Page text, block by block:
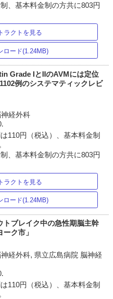
、基本料金制の方共に803円
ラクトを見る
ロード(1.24MB)
Grade IとIIのAVMには定位
例のシステマティックレビ
経外科
110円（税込）、基本料金制
、基本料金制の方共に803円
ラクトを見る
ロード(1.24MB)
トブレイク中の急性期脳主幹
ク市」
経外科, 県立広島病院 脳神経
110円（税込）、基本料金制